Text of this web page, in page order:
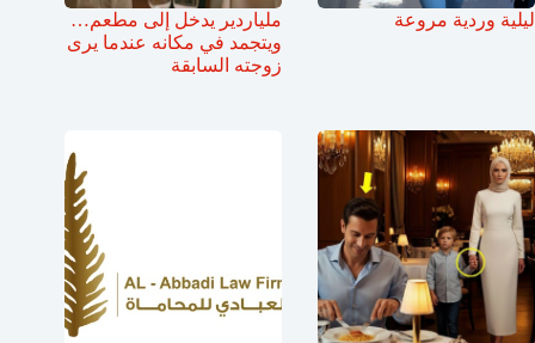
ليلية وردية مروعة
ملياردير يدخل إلى مطعم…
ويتجمد في مكانه عندما يرى
زوجته السابقة